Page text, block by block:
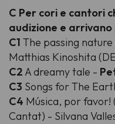
C Per cori e cantori
audizione e
C1 The passing
Matthias Kinoshita
C2 A dreamy tale -
C3 Songs for The
C4 Música, por
Cantat) - Silvana